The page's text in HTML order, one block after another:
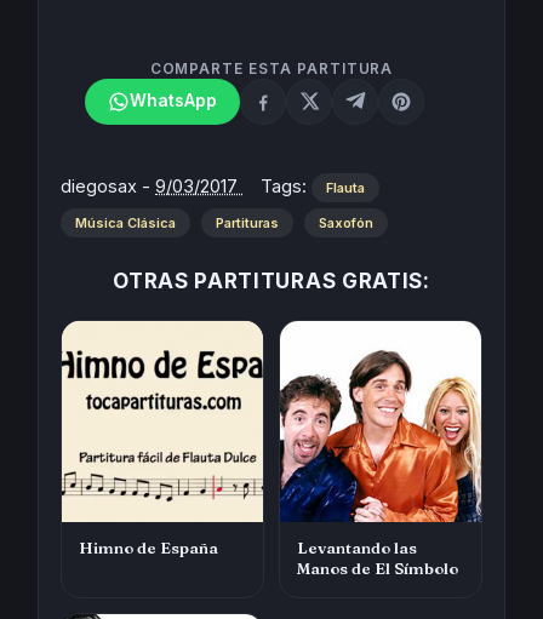
COMPARTE ESTA PARTITURA
WhatsApp
diegosax - 9/03/2017 Tags: Flauta
Música Clásica Partituras Saxofón
OTRAS PARTITURAS GRATIS:
Himno de España
Levantando las
Manos de El Símbolo